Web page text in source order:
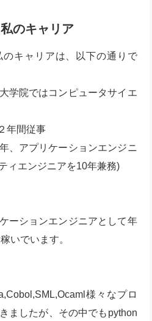
のキャリア
のキャリアは、以下の通りで
学院ではコンピュータサイエ
年間従事
、アプリケーションエンジニ
ィエンジニアを10年兼務)
ーションエンジニアとして年
いでいます。
様々なプロ
ましたが、その中でもpython